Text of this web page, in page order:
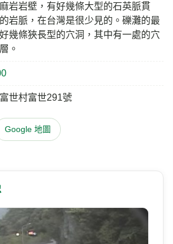
岩岩壁，有好幾條大型的石英脈貫
岩脈，在台灣是很少見的。礫灘的最
幾條狹長型的穴洞，其中有一處的穴
。
世村富世291號
Google 地圖